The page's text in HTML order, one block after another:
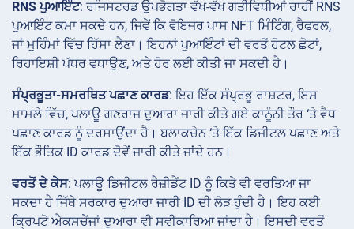
RNS ਪੁਆਇੰਟ: ਰਜਿਸਟਰਡ ਉਪਭੋਗਤਾ ਵੱਖ-ਵੱਖ ਗਤੀਵਿਧੀਆਂ ਰਾਹੀਂ RNS
ਪੁਆਇੰਟ ਕਮਾ ਸਕਦੇ ਹਨ, ਜਿਵੇਂ ਕਿ ਵੋਇਜਰ ਪਾਸ NFT ਮਿੰਟਿੰਗ, ਰੈਫਰਲ,
ਜਾਂ ਮੁਹਿੰਮਾਂ ਵਿੱਚ ਹਿੱਸਾ ਲੈਣਾ। ਇਹਨਾਂ ਪੁਆਇੰਟਾਂ ਦੀ ਵਰਤੋਂ ਹੋਟਲ ਛੋਟਾਂ,
ਰਿਹਾਇਸ਼ੀ ਪੱਧਰ ਵਧਾਉਣ, ਅਤੇ ਹੋਰ ਲਈ ਕੀਤੀ ਜਾ ਸਕਦੀ ਹੈ।
ਸੰਪ੍ਰਭੂਤਾ-ਸਮਰਥਿਤ ਪਛਾਣ ਕਾਰਡ: ਇਹ ਇੱਕ ਸੰਪ੍ਰਭੂ ਰਾਸ਼ਟਰ, ਇਸ
ਮਾਮਲੇ ਵਿੱਚ, ਪਲਾਊ ਗਣਰਾਜ ਦੁਆਰਾ ਜਾਰੀ ਕੀਤੇ ਗਏ ਕਾਨੂੰਨੀ ਤੌਰ ‘ਤੇ ਵੈਧ
ਪਛਾਣ ਕਾਰਡ ਨੂੰ ਦਰਸਾਉਂਦਾ ਹੈ। ਬਲਾਕਚੇਨ ‘ਤੇ ਇੱਕ ਡਿਜੀਟਲ ਪਛਾਣ ਅਤੇ
ਇੱਕ ਭੌਤਿਕ ID ਕਾਰਡ ਦੋਵੇਂ ਜਾਰੀ ਕੀਤੇ ਜਾਂਦੇ ਹਨ।
ਵਰਤੋਂ ਦੇ ਕੇਸ: ਪਲਾਊ ਡਿਜੀਟਲ ਰੈਜ਼ੀਡੈਂਟ ID ਨੂੰ ਕਿਤੇ ਵੀ ਵਰਤਿਆ ਜਾ
ਸਕਦਾ ਹੈ ਜਿੱਥੇ ਸਰਕਾਰ ਦੁਆਰਾ ਜਾਰੀ ID ਦੀ ਲੋੜ ਹੁੰਦੀ ਹੈ। ਇਹ ਕਈ
ਕ੍ਰਿਪਟੋ ਐਕਸਚੇਂਜਾਂ ਦੁਆਰਾ ਵੀ ਸਵੀਕਾਰਿਆ ਜਾਂਦਾ ਹੈ। ਇਸਦੀ ਵਰਤੋਂ